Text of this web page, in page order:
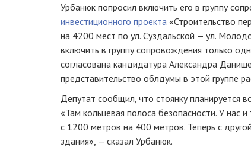
Урбанюк попросил включить его в группу
инвестиционного проекта «Строительство
на 4200 мест по ул. Суздальской — ул.
включить в группу сопровождения только
согласована кандидатура Александра
представительство облдумы в этой группе
Депутат сообщил, что стоянку планируется
«Там кольцевая полоса безопасности. У нас и
с 1200 метров на 400 метров. Теперь с
здания», — сказал Урбанюк.